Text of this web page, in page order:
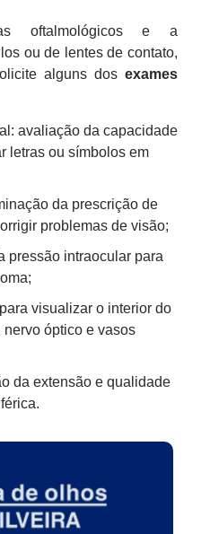
oftalmológicos e a
ou de lentes de contato,
alguns dosexames
avaliação da capacidade
letras ou símbolos em
da prescrição de
problemas de visão;
pressão intraocular para
visualizar o interior do
óptico e vasos
da extensão e qualidade